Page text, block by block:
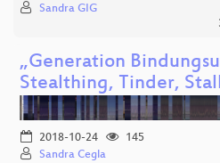
Sandra GIG
„Generation
Stealthing, Tinder,
2018-10-24
145
Sandra Cegla